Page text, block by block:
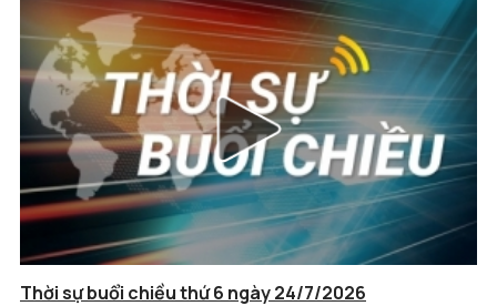
Thời sự buổi chiều thứ 6 ngày 24/7/2026